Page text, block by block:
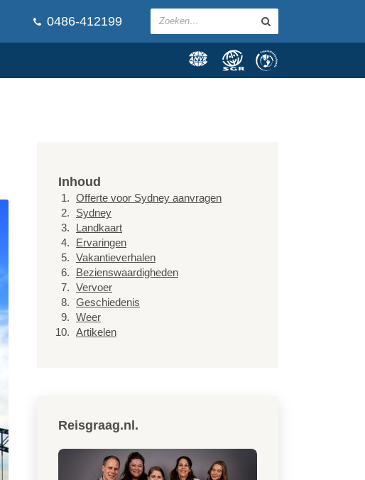
0486-412199
Inhoud
Offerte voor Sydney aanvragen
Sydney
Landkaart
Ervaringen
Vakantieverhalen
Bezienswaardigheden
Vervoer
Geschiedenis
Weer
Artikelen
Reisgraag.nl.